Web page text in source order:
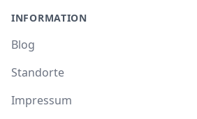
INFORMATION
Blog
Standorte
Impressum